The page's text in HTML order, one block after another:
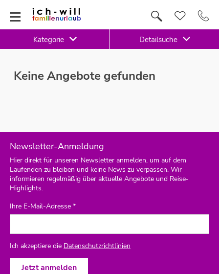
Kategorie Detailsuche
Keine Angebote gefunden
Newsletter-Anmeldung
Hier direkt für unseren Newsletter anmelden, um auf dem
Laufenden zu bleiben und keine News zu verpassen. Wir
informieren regelmäßig über aktuelle Angebote und Reise-
Highlights.
Ihre E-Mail-Adresse *
Ich akzeptiere die Datenschutzrichtlinien